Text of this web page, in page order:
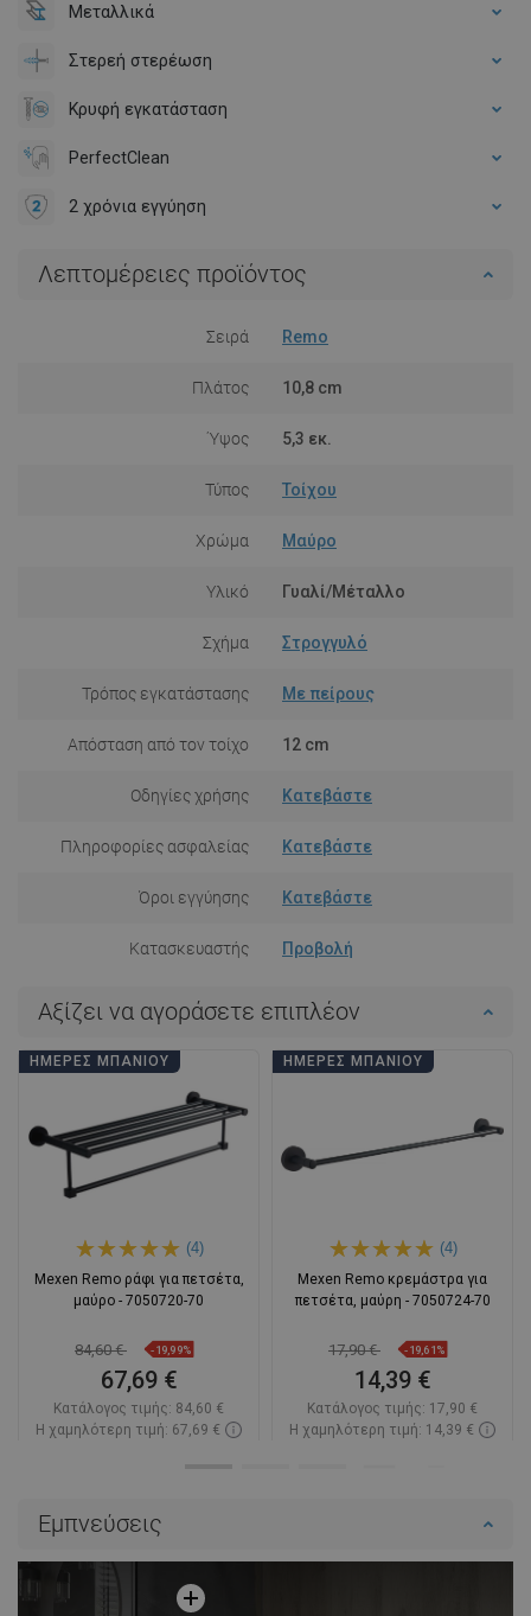
Μεταλλικά
Στερεή στερέωση
Κρυφή εγκατάσταση
PerfectClean
2 χρόνια εγγύηση
Λεπτομέρειες προϊόντος
Σειρά Remo
Πλάτος 10,8 cm
Ύψος 5,3 εκ.
Τύπος Τοίχου
Χρώμα Μαύρο
Υλικό Γυαλί/Μέταλλο
Σχήμα Στρογγυλό
Τρόπος εγκατάστασης Με πείρους
Απόσταση από τον τοίχο 12 cm
Οδηγίες χρήσης Κατεβάστε
Πληροφορίες ασφαλείας Κατεβάστε
Όροι εγγύησης Κατεβάστε
Κατασκευαστής Προβολή
Αξίζει να αγοράσετε επιπλέον
ΗΜΈΡΕΣ ΜΠΆΝΙΟΥ
(4)
Mexen Remo ράφι για πετσέτα,
μαύρο - 7050720-70
84,60 € -19,99%
67,69 €
Κατάλογος τιμής: 84,60 €
Η χαμηλότερη τιμή: 67,69 €
ΗΜΈΡΕΣ ΜΠΆΝΙΟΥ
(4)
Mexen Remo κρεμάστρα για
πετσέτα, μαύρη - 7050724-70
17,90 € -19,61%
14,39 €
Κατάλογος τιμής: 17,90 €
Η χαμηλότερη τιμή: 14,39 €
Εμπνεύσεις